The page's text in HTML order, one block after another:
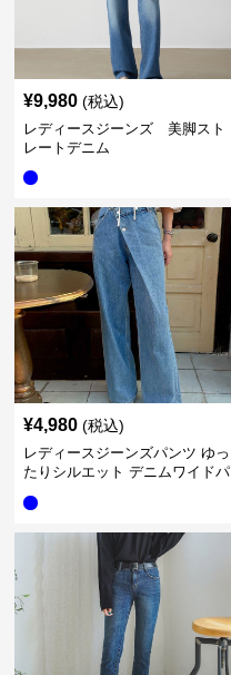
¥9,980 (税込)
レディースジーンズ 美脚スト
レートデニム
¥4,980 (税込)
レディースジーンズパンツ ゆっ
たりシルエット デニムワイドパ